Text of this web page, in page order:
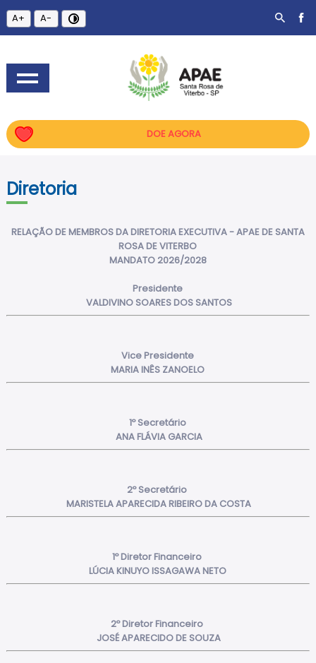
A+ A-
DOE AGORA
Diretoria
RELAÇÃO DE MEMBROS DA DIRETORIA EXECUTIVA - APAE DE SANTA
ROSA DE VITERBO
MANDATO 2026/2028
Presidente
VALDIVINO SOARES DOS SANTOS
Vice Presidente
MARIA INÊS ZANOELO
1º Secretário
ANA FLÁVIA GARCIA
2º Secretário
MARISTELA APARECIDA RIBEIRO DA COSTA
1º Diretor Financeiro
LÚCIA KINUYO ISSAGAWA NETO
2º Diretor Financeiro
JOSÉ APARECIDO DE SOUZA